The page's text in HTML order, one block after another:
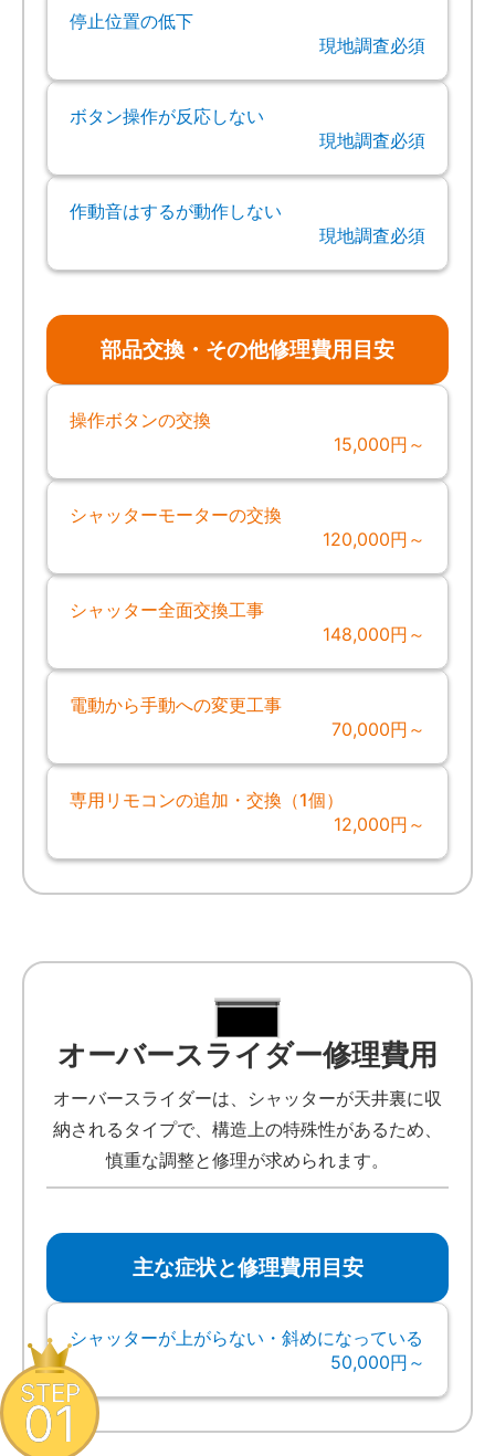
停止位置の低下
現地調査必須
ボタン操作が反応しない
現地調査必須
作動音はするが動作しない
現地調査必須
部品交換・その他修理費用目安
操作ボタンの交換
15,000円～
シャッターモーターの交換
120,000円～
シャッター全面交換工事
148,000円～
電動から手動への変更工事
70,000円～
専用リモコンの追加・交換（1個）
12,000円～
オーバースライダー修理費用
オーバースライダーは、シャッターが天井裏に収
納されるタイプで、構造上の特殊性があるため、
慎重な調整と修理が求められます。
主な症状と修理費用目安
シャッターが上がらない・斜めになっている
50,000円～
STEP
01